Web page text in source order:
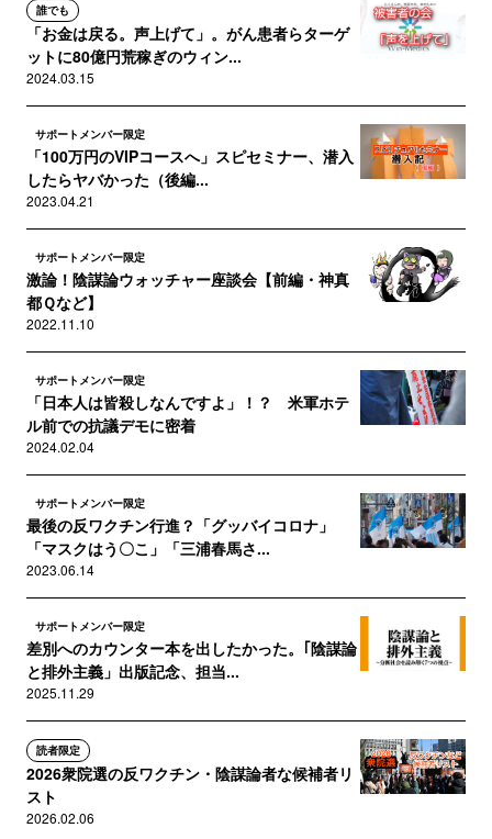
誰でも
「お金は戻る。声上げて」。がん患者らターゲ
ットに80億円荒稼ぎのウィン...
2024.03.15
サポートメンバー限定
「100万円のVIPコースへ」スピセミナー、潜入
したらヤバかった（後編...
2023.04.21
サポートメンバー限定
激論！陰謀論ウォッチャー座談会【前編・神真
都Ｑなど】
2022.11.10
サポートメンバー限定
「日本人は皆殺しなんですよ」！？ 米軍ホテ
ル前での抗議デモに密着
2024.02.04
サポートメンバー限定
最後の反ワクチン行進？「グッバイコロナ」
「マスクはう〇こ」「三浦春馬さ...
2023.06.14
サポートメンバー限定
差別へのカウンター本を出したかった。｢陰謀論
と排外主義」出版記念、担当...
2025.11.29
読者限定
2026衆院選の反ワクチン・陰謀論者な候補者リ
スト
2026.02.06